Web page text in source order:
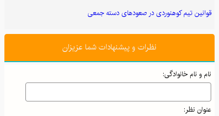
قوانین تیم کوهنوردی در صعودهای دسته جمعی
نظرات و پیشنهادات شما عزیزان
نام و نام خانوادگی:
عنوان نظر: